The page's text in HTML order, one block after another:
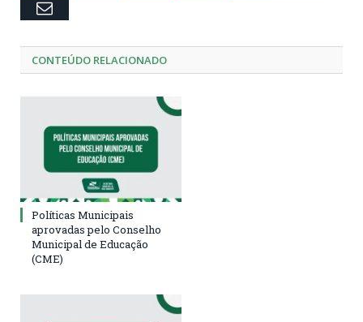
Email
CONTEÚDO RELACIONADO
Políticas Municipais
aprovadas pelo Conselho
Municipal de Educação
(CME)